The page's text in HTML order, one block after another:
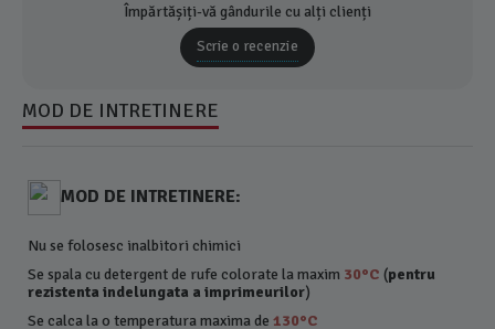
Împărtășiți-vă gândurile cu alți clienți
Scrie o recenzie
MOD DE INTRETINERE
MOD DE INTRETINERE:
Nu se folosesc inalbitori chimici
Se spala cu detergent de rufe colorate la maxim 30°C (pentru
rezistenta indelungata a imprimeurilor)
Se calca la o temperatura maxima de130°C